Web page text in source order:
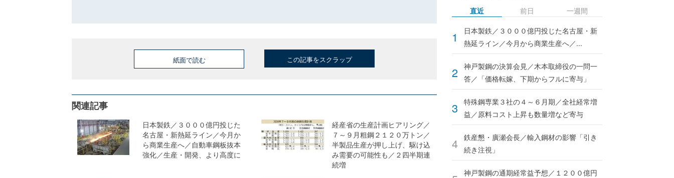
紙面で読む この記事をスクラップ
関連記事
日本製鉄／３０００億円投じた
名古屋・新熱延ライン／今月か
ら商業生産へ／自動車鋼板抜本
強化／生産・開発、より高度に
経産省の生産計画ヒアリング／
７～９月粗鋼２１２０万トン／
半製品生産が押し上げ、駆け込
み需要の可能性も／２四半期連
続増
直近
日本製鉄／３０００億円投じた名古屋・新
熱延ライン／今月から商業生産へ／...
神戸製鋼の決算会見／木本取締役の一問一
答／「価格転嫁、下期からフルに寄与」
特殊鋼専業３社の４～６月期／全社経常増
益／原料コスト上昇も数量増など寄与
鉄産懇・廣瀬会長／輸入鋼材の影響「引き
続き注視」
神戸製鋼の通期経常益予想／１２００億円
前日 一週間